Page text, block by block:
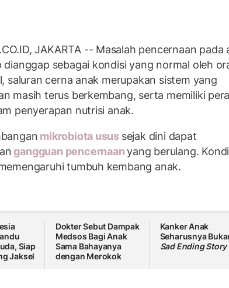
JAKARTA -- Masalah pencernaan pada
dianggap sebagai kondisi yang normal oleh
saluran cerna anak merupakan sistem yang
masih terus berkembang, serta memiliki
penyerapan nutrisi anak.
mikrobiota usus sejak dini dapat
gangguan pencernaanyang berulang.
tumbuh kembang anak.
Siap
Jaksel
Dokter Sebut Dampak
Medsos Bagi Anak
Sama Bahayanya
dengan Merokok
Kanker Anak
Seharusnya
Sad Ending Story